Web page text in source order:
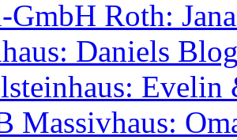
GmbH Roth:
Daniels
Massivhaus: